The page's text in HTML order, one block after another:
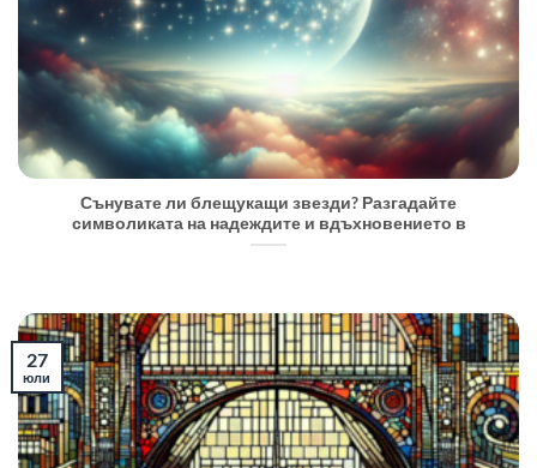
Сънувате ли блещукащи звезди? Разгадайте
символиката на надеждите и вдъхновението в
27
юли